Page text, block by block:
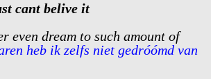
cant belive it
even dream to such amount of
heb ik zelfs niet gedróómd van